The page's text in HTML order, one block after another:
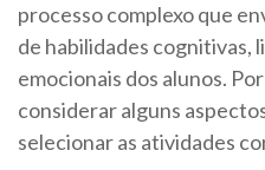
processo complexo que
de habilidades cognitivas,
emocionais dos alunos.
considerar alguns
selecionar as atividades